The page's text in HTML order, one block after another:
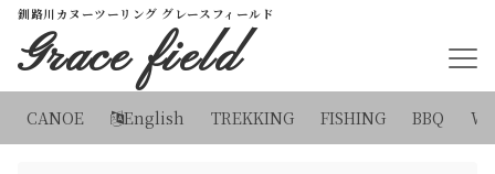
釧路川カヌーツーリング グレースフィールド
Grace field
CANOE English TREKKING FISHING BBQ